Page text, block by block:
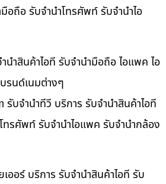
อถือ รับจำนำโทรศัพท์ รับจำนำไอ
นำสินค้าไอที รับจำนำมือถือ ไอแพค ไอ
รนด์เนมต่างๆ
บจำนำทีวี บริการ รับจำนำสินค้าไอที
ทรศัพท์ รับจำนำไอแพค รับจำนำกล้อง
ออร์ บริการ รับจำนำสินค้าไอที รับ